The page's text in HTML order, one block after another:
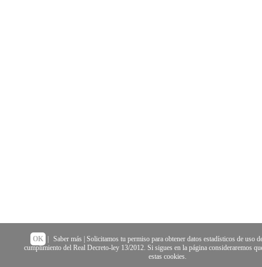
OK Saber más | Solicitamos tu permiso para obtener datos estadísticos de uso
cumplimiento del Real Decreto-ley 13/2012. Si sigues en la página consideraremos
estas cookies.